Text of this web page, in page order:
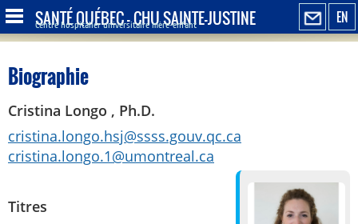
EN
SANTÉ QUÉBEC - CHU SAINTE-JUSTINE
Centre hospitalier universitaire mère-enfant
Biographie
Cristina Longo , Ph.D.
cristina.longo.hsj@ssss.gouv.qc.ca
cristina.longo.1@umontreal.ca
Titres